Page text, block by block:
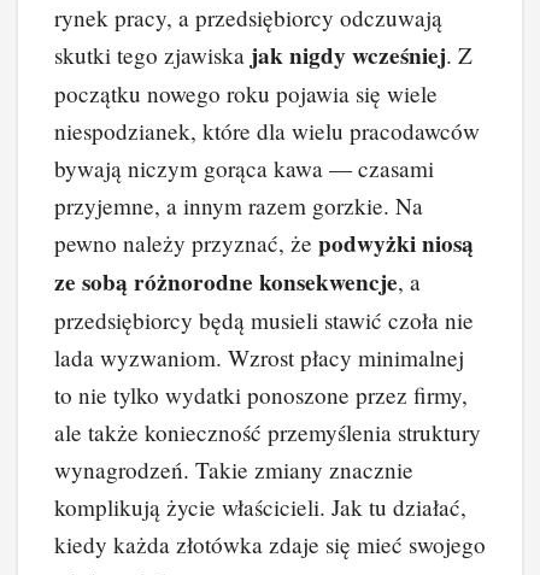
rynek pracy, a przedsiębiorcy odczuwają
skutki tego zjawiska jak nigdy wcześniej. Z
początku nowego roku pojawia się wiele
niespodzianek, które dla wielu pracodawców
bywają niczym gorąca kawa — czasami
przyjemne, a innym razem gorzkie. Na
pewno należy przyznać, że podwyżki niosą
ze sobą różnorodne konsekwencje, a
przedsiębiorcy będą musieli stawić czoła nie
lada wyzwaniom. Wzrost płacy minimalnej
to nie tylko wydatki ponoszone przez firmy,
ale także konieczność przemyślenia struktury
wynagrodzeń. Takie zmiany znacznie
komplikują życie właścicieli. Jak tu działać,
kiedy każda złotówka zdaje się mieć swojego